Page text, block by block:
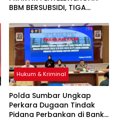
BBM BERSUBSIDI, TIGA
TANGKI DIAMANKAN
Hukum & Kriminal
Polda Sumbar Ungkap
Perkara Dugaan Tindak
Pidana Perbankan di Bank